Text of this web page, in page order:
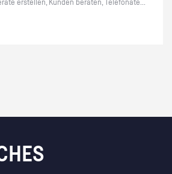
er­stel­len, Kun­den be­ra­ten, Te­le­fo­na­te...